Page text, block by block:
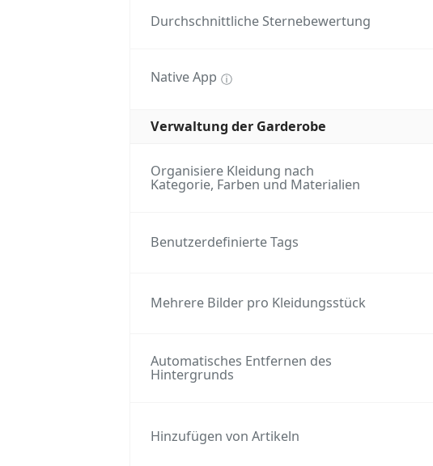
Durchschnittliche Sternebewertung
Native App ⓘ
Verwaltung der Garderobe
Organisiere Kleidung nach
Kategorie, Farben und Materialien
Benutzerdefinierte Tags
Mehrere Bilder pro Kleidungsstück
Automatisches Entfernen des
Hintergrunds
Hinzufügen von Artikeln